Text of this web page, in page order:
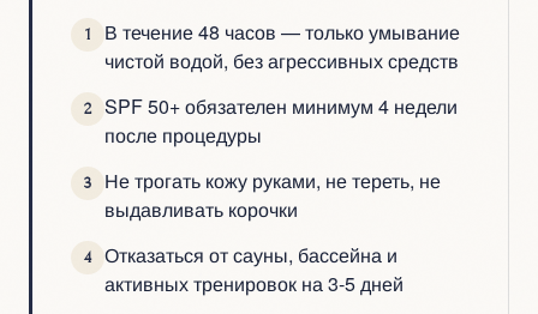
1
В течение 48 часов — только умывание
чистой водой, без агрессивных средств
2
SPF 50+ обязателен минимум 4 недели
после процедуры
3
Не трогать кожу руками, не тереть, не
выдавливать корочки
4
Отказаться от сауны, бассейна и
активных тренировок на 3-5 дней